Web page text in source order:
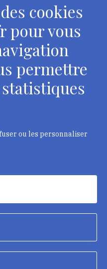
2023
cookies
pour vous
permettre
ou les personnaliser